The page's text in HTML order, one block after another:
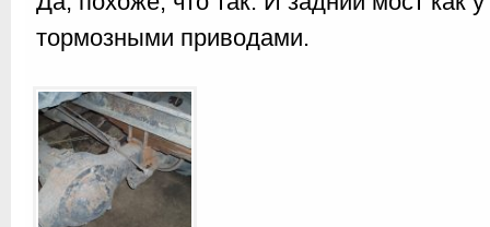
тормозными приводами.